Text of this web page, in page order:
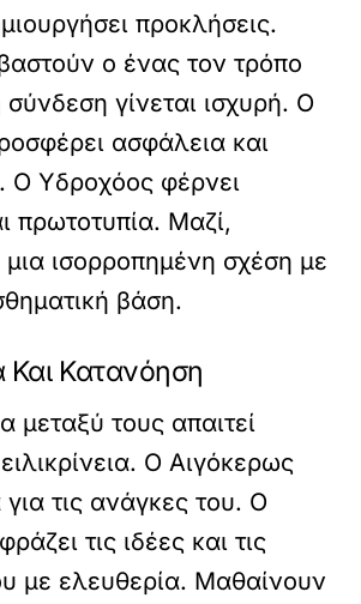
προκλήσεις.
ο ένας τον τρόπο
γίνεται ισχυρή. Ο
ασφάλεια και
Ο Υδροχόος φέρνει
πρωτοτυπία. Μαζί,
ισορροπημένη σχέση με
βάση.
Και Κατανόηση
μεταξύ τους απαιτεί
Ο Αιγόκερως
για τις ανάγκες του. Ο
τις ιδέες και τις
με ελευθερία. Μαθαίνουν